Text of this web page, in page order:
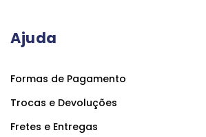
Ajuda
Formas de Pagamento
Trocas e Devoluções
Fretes e Entregas